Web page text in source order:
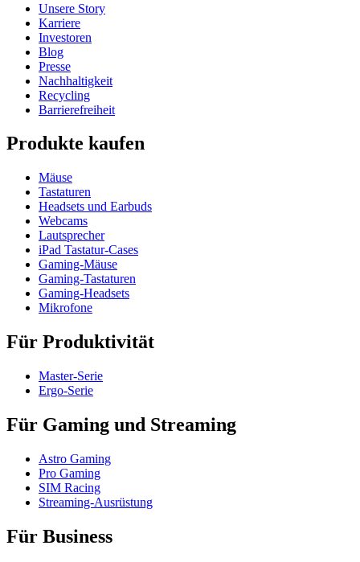
Unsere Story
Karriere
Investoren
Blog
Presse
Nachhaltigkeit
Recycling
Barrierefreiheit
Produkte kaufen
Mäuse
Tastaturen
Headsets und Earbuds
Webcams
Lautsprecher
iPad Tastatur-Cases
Gaming-Mäuse
Gaming-Tastaturen
Gaming-Headsets
Mikrofone
Für Produktivität
Master-Serie
Ergo-Serie
Für Gaming und Streaming
Astro Gaming
Pro Gaming
SIM Racing
Streaming-Ausrüstung
Für Business